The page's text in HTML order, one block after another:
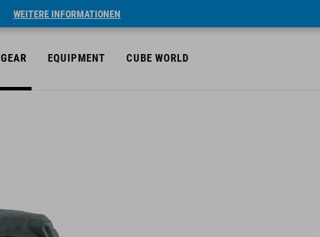
WEITERE INFORMATIONEN
GEAR EQUIPMENT CUBE WORLD